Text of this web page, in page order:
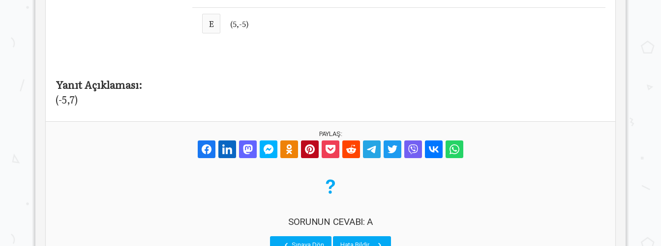
E (5,-5)
Yanıt Açıklaması:
(-5,7)
PAYLAŞ:
SORUNUN CEVABI: A